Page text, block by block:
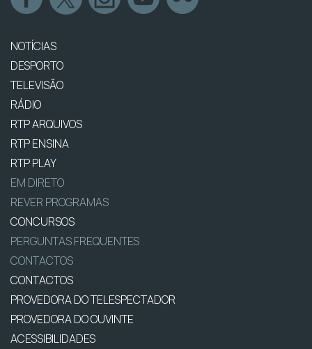
NOTÍCIAS
DESPORTO
TELEVISÃO
RÁDIO
RTP ARQUIVOS
RTP ENSINA
RTP PLAY
EM DIRETO
REVER PROGRAMAS
CONCURSOS
PERGUNTAS FREQUENTES
CONTACTOS
CONTACTOS
PROVEDORA DO TELESPECTADOR
PROVEDORA DO OUVINTE
ACESSIBILIDADES